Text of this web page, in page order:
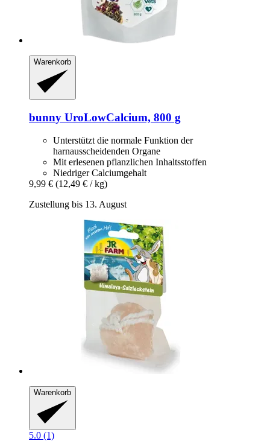
Warenkorb
bunny UroLowCalcium, 800 g
Unterstützt die normale Funktion der
harnausscheidenden Organe
Mit erlesenen pflanzlichen Inhaltsstoffen
Niedriger Calciumgehalt
9,99 € (12,49 € / kg)
Zustellung bis 13. August
Warenkorb
5.0 (1)